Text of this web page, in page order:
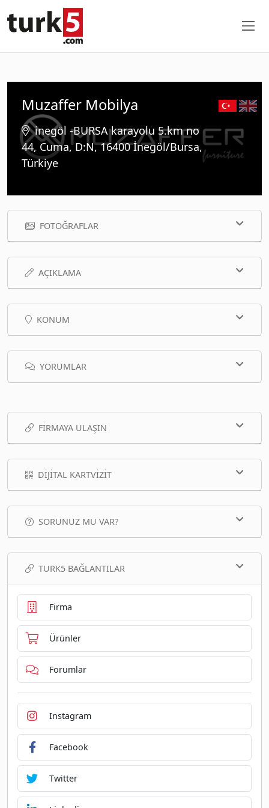
Muzaffer Mobilya
inegöl -BURSA karayolu 5.km no
44, Cuma, D:N, 16400 İnegöl/Bursa,
Türkiye
FOTOĞRAFLAR
AÇIKLAMA
KONUM
YORUMLAR
FIRMAYA ULAŞIN
DIJITAL KARTVIZIT
SORUNUZ MU VAR?
TURK5 BAĞLANTILAR
Firma
Ürünler
Forumlar
Instagram
Facebook
Twitter